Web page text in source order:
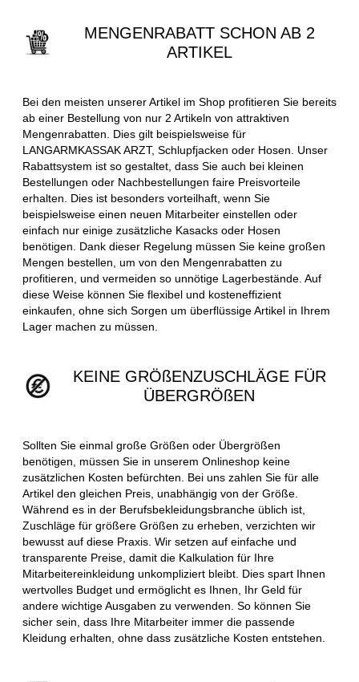
MENGENRABATT SCHON AB 2
ARTIKEL
Bei den meisten unserer Artikel im Shop profitieren Sie bereits
ab einer Bestellung von nur 2 Artikeln von attraktiven
Mengenrabatten. Dies gilt beispielsweise für
LANGARMKASSAK ARZT, Schlupfjacken oder Hosen. Unser
Rabattsystem ist so gestaltet, dass Sie auch bei kleinen
Bestellungen oder Nachbestellungen faire Preisvorteile
erhalten. Dies ist besonders vorteilhaft, wenn Sie
beispielsweise einen neuen Mitarbeiter einstellen oder
einfach nur einige zusätzliche Kasacks oder Hosen
benötigen. Dank dieser Regelung müssen Sie keine großen
Mengen bestellen, um von den Mengenrabatten zu
profitieren, und vermeiden so unnötige Lagerbestände. Auf
diese Weise können Sie flexibel und kosteneffizient
einkaufen, ohne sich Sorgen um überflüssige Artikel in Ihrem
Lager machen zu müssen.
KEINE GRÖßENZUSCHLÄGE FÜR
ÜBERGRÖßEN
Sollten Sie einmal große Größen oder Übergrößen
benötigen, müssen Sie in unserem Onlineshop keine
zusätzlichen Kosten befürchten. Bei uns zahlen Sie für alle
Artikel den gleichen Preis, unabhängig von der Größe.
Während es in der Berufsbekleidungsbranche üblich ist,
Zuschläge für größere Größen zu erheben, verzichten wir
bewusst auf diese Praxis. Wir setzen auf einfache und
transparente Preise, damit die Kalkulation für Ihre
Mitarbeitereinkleidung unkompliziert bleibt. Dies spart Ihnen
wertvolles Budget und ermöglicht es Ihnen, Ihr Geld für
andere wichtige Ausgaben zu verwenden. So können Sie
sicher sein, dass Ihre Mitarbeiter immer die passende
Kleidung erhalten, ohne dass zusätzliche Kosten entstehen.